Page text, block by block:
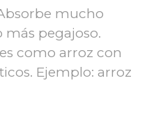
mucho
pegajoso.
como arroz con
Ejemplo: arroz